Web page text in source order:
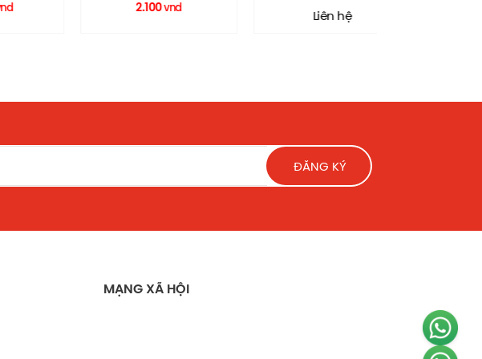
vnd
ĐĂNG KÝ
MẠNG XÃ HỘI